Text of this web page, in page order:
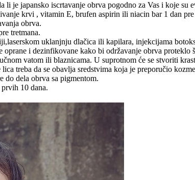
li je japansko iscrtavanje obrva pogodno za Vas i koje su
krvi , vitamin E, brufen aspirin ili niacin bar 1 dan
obrva.
tretmana.
uklanjnju dlačica ili kapilara, injekcijama
oprane i dezinfikovane kako bi održavanje obrva proteklo
vatom ili blaznicama. U suprotnom će se stvoriti
treba da se obavlja sredstvima koja je preporučio
do dela obrva sa pigmentom.
10 dana.